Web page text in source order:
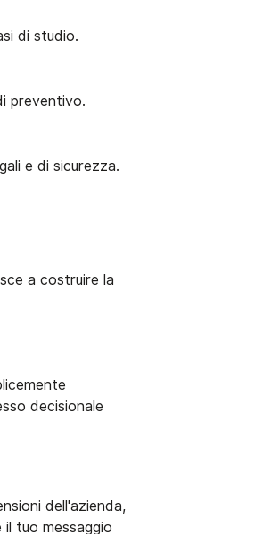
di studio.
preventivo.
e di sicurezza.
a costruire la
decisionale
dell'azienda,
tuo messaggio